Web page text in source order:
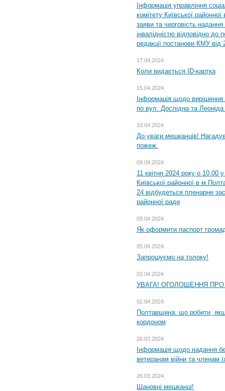
Інформація управління
комітету Київської
заяви та черговість надання
інвалідністю відповідно
редакції постанови КМУ
17.04.2024
Коли видається ID-картка
15.04.2024
Інформація щодо
по вул. Дослідна та Леоніда
10.04.2024
До уваги мешканців!
пожеж.
09.04.2024
11 квітня 2024 року о 10.00
Київської районної в
24 відбудеться пленарне
районної ради
09.04.2024
Як оформити паспорт
05.04.2024
Запрошуємо на толоку!
02.04.2024
УВАГА! ОГОЛОШЕННЯ
02.04.2024
Полтавщина: що робити,
кордоном
26.03.2024
Інформація щодо надання
ветеранам війни та членам
26.03.2024
Шановні мешканці!